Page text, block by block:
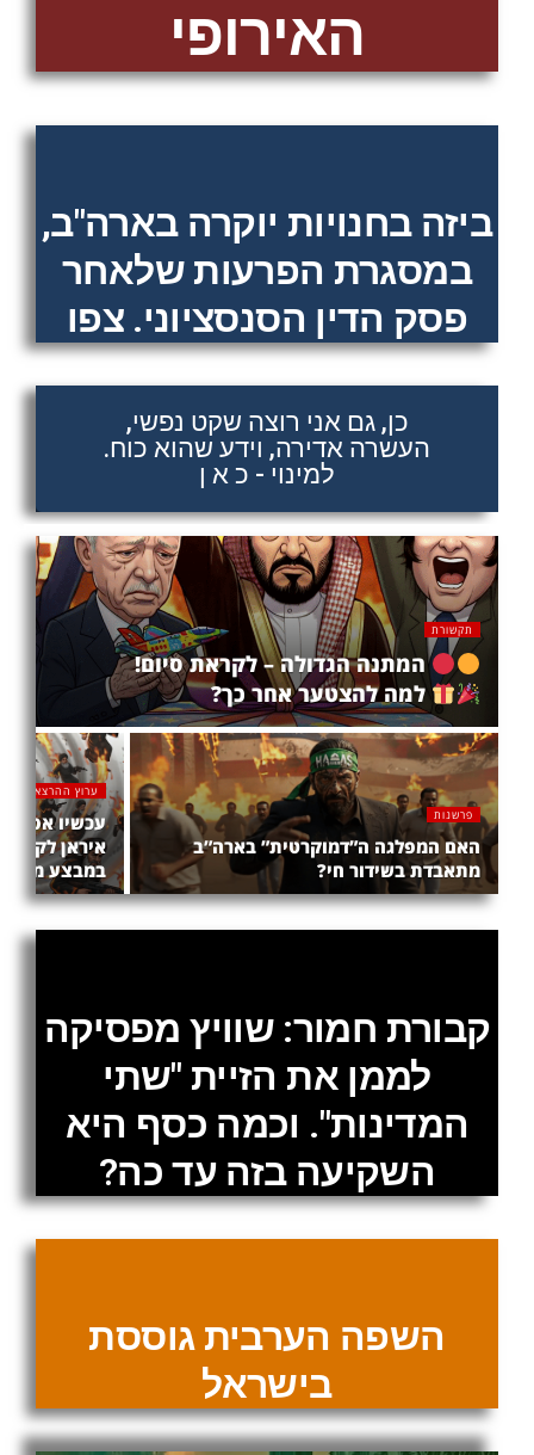
האירופי
ביזה בחנויות יוקרה בארה"ב,
במסגרת הפרעות שלאחר
פסק הדין הסנסציוני. צפו
כן, גם אני רוצה שקט נפשי,
העשרה אדירה, וידע שהוא כוח.
למינוי - כ א ן
תקשורת
המתנה הגדולה – לקראת סיום!
למה להצטער אחר כך?
פרשנות
האם המפלגה ה”דמוקרטית” בארה”ב
מתאבדת בשידור חי?
ערוץ ההרצאות
עכשיו אפשר
איראן
במבצע
קבורת חמור: שוויץ מפסיקה
לממן את הזיית "שתי
המדינות". וכמה כסף היא
השקיעה בזה עד כה?
השפה הערבית גוססת
בישראל